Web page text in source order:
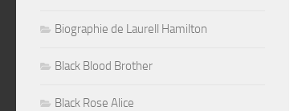
Biographie de Laurell Hamilton
Black Blood Brother
Black Rose Alice